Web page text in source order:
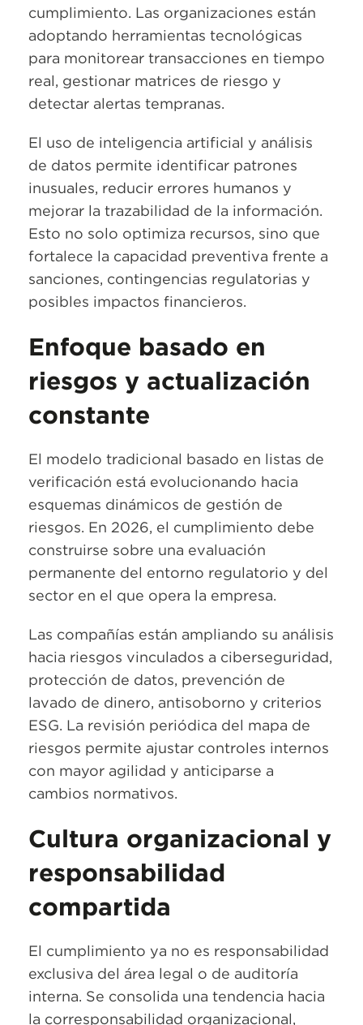
cumplimiento. Las organizaciones están
adoptando herramientas tecnológicas
para monitorear transacciones en tiempo
real, gestionar matrices de riesgo y
detectar alertas tempranas.
El uso de inteligencia artificial y análisis
de datos permite identificar patrones
inusuales, reducir errores humanos y
mejorar la trazabilidad de la información.
Esto no solo optimiza recursos, sino que
fortalece la capacidad preventiva frente a
sanciones, contingencias regulatorias y
posibles impactos financieros.
Enfoque basado en
riesgos y actualización
constante
El modelo tradicional basado en listas de
verificación está evolucionando hacia
esquemas dinámicos de gestión de
riesgos. En 2026, el cumplimiento debe
construirse sobre una evaluación
permanente del entorno regulatorio y del
sector en el que opera la empresa.
Las compañías están ampliando su análisis
hacia riesgos vinculados a ciberseguridad,
protección de datos, prevención de
lavado de dinero, antisoborno y criterios
ESG. La revisión periódica del mapa de
riesgos permite ajustar controles internos
con mayor agilidad y anticiparse a
cambios normativos.
Cultura organizacional y
responsabilidad
compartida
El cumplimiento ya no es responsabilidad
exclusiva del área legal o de auditoría
interna. Se consolida una tendencia hacia
la corresponsabilidad organizacional,